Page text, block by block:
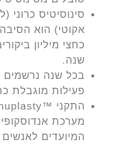
סינוסיטיס כרוני
אקוטי) הוא
כחצי מיליון
שנה.
בכל שנה נרשמים
פעילות מוגבלת
מערכת
המיועדים